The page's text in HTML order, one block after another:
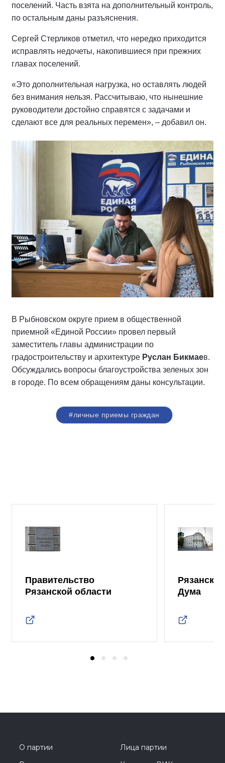
поселений. Часть взята на дополнительный контроль,
по остальным даны разъяснения.
Сергей Стерликов отметил, что нередко приходится
исправлять недочеты, накопившиеся при прежних
главах поселений.
«Это дополнительная нагрузка, но оставлять людей
без внимания нельзя. Рассчитываю, что нынешние
руководители достойно справятся с задачами и
сделают все для реальных перемен», – добавил он.
В Рыбновском округе прием в общественной
приемной «Единой России» провел первый
заместитель главы администрации по
градостроительству и архитектуре Руслан Бикмаев.
Обсуждались вопросы благоустройства зеленых зон
в городе. По всем обращениям даны консультации.
#личные приемы граждан
Правительство
Рязанской области
Дума
О партии
Лица партии